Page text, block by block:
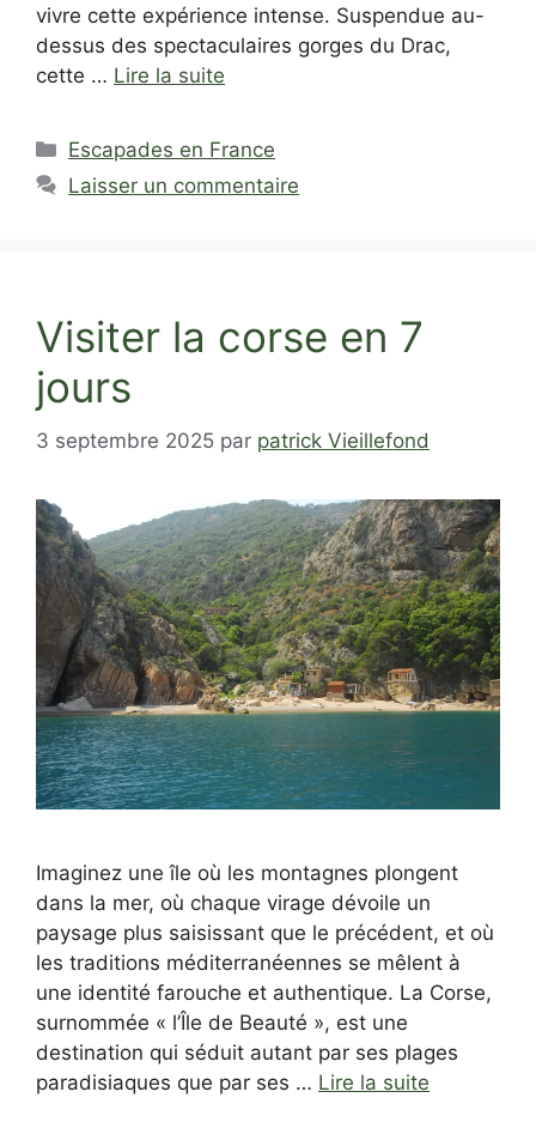
vivre cette expérience intense. Suspendue au-
dessus des spectaculaires gorges du Drac,
cette … Lire la suite
Catégories
Escapades en France
Laisser un commentaire
Visiter la corse en 7
jours
3 septembre 2025 par patrick Vieillefond
Imaginez une île où les montagnes plongent
dans la mer, où chaque virage dévoile un
paysage plus saisissant que le précédent, et où
les traditions méditerranéennes se mêlent à
une identité farouche et authentique. La Corse,
surnommée « l’Île de Beauté », est une
destination qui séduit autant par ses plages
paradisiaques que par ses … Lire la suite